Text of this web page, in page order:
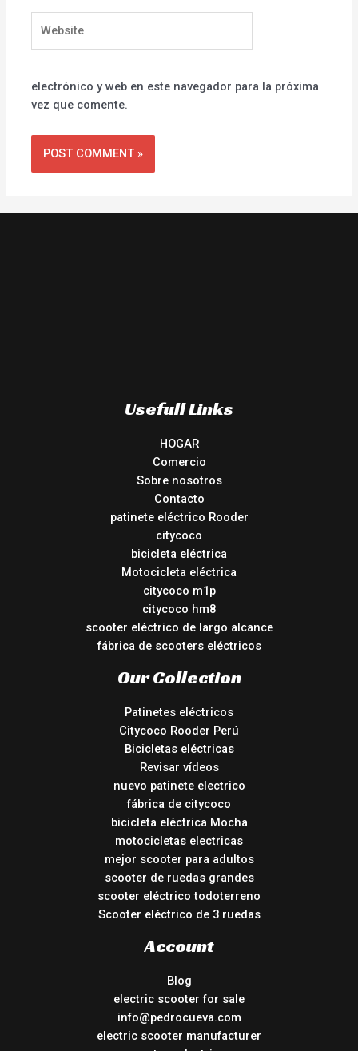
electrónico y web en este navegador para la próxima
vez que comente.
Usefull Links
HOGAR
Comercio
Sobre nosotros
Contacto
patinete eléctrico Rooder
citycoco
bicicleta eléctrica
Motocicleta eléctrica
citycoco m1p
citycoco hm8
scooter eléctrico de largo alcance
fábrica de scooters eléctricos
Our Collection
Patinetes eléctricos
Citycoco Rooder Perú
Bicicletas eléctricas
Revisar vídeos
nuevo patinete electrico
fábrica de citycoco
bicicleta eléctrica Mocha
motocicletas electricas
mejor scooter para adultos
scooter de ruedas grandes
scooter eléctrico todoterreno
Scooter eléctrico de 3 ruedas
Account
Blog
electric scooter for sale
info@pedrocueva.com
electric scooter manufacturer